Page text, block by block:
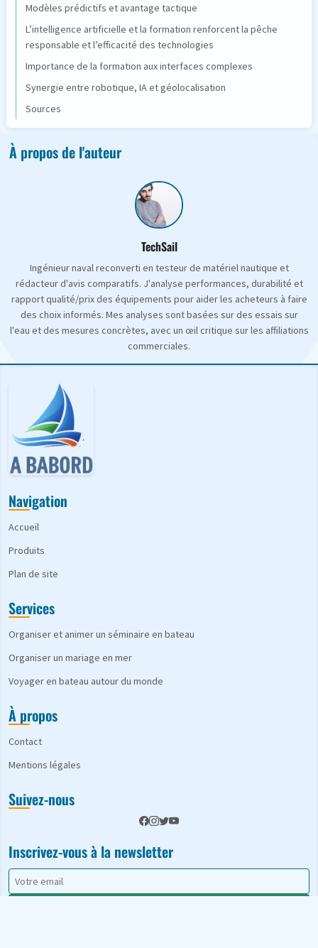
Modèles prédictifs et avantage tactique
L’intelligence artificielle et la formation renforcent la pêche
responsable et l’efficacité des technologies
Importance de la formation aux interfaces complexes
Synergie entre robotique, IA et géolocalisation
Sources
À propos de l'auteur
TechSail
Ingénieur naval reconverti en testeur de matériel nautique et
rédacteur d'avis comparatifs. J'analyse performances, durabilité et
rapport qualité/prix des équipements pour aider les acheteurs à faire
des choix informés. Mes analyses sont basées sur des essais sur
l'eau et des mesures concrètes, avec un œil critique sur les affiliations
commerciales.
Navigation
Accueil
Produits
Plan de site
Services
Organiser et animer un séminaire en bateau
Organiser un mariage en mer
Voyager en bateau autour du monde
À propos
Contact
Mentions légales
Suivez-nous
Inscrivez-vous à la newsletter